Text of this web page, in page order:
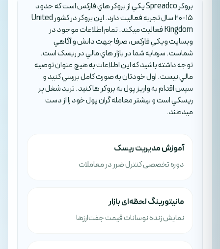
بروکر Spreadco يکي از بروکر هاي فارکس است که حدود
15-20 سال تجربه فعاليت دارد. اين بروکر در کشور United
Kingdom فعاليت ميکند. تمام اطلاعات موجود در
وبسايت ويکي فارکس، صرفا جهت دانش و آگاهي
شماست. سرمايه شما در بازار هاي مالي در ريسک است.
توجه داشته باشيد که اين اطلاعات به هيچ عنوان توصيه
مالي نيست. اول خودتان به صورت کامل بررسي کنيد و
سپس اقدام به واريز پول به بروکر ها کنيد. تريد شغل پر
ريسکي است و بيشتر معامله گران پول خود را از دست
ميدهند.
آموزش مدیریت ریسک
دوره تخصصی کنترل ضرر در معاملات
مانیتورینگ لحظه‌ای بازار
نمایش زنده نوسانات قیمت جفت‌ارزها